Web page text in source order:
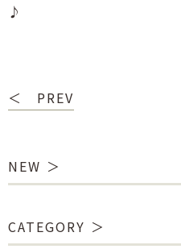
♪
＜ PREV
NEW
CATEGORY